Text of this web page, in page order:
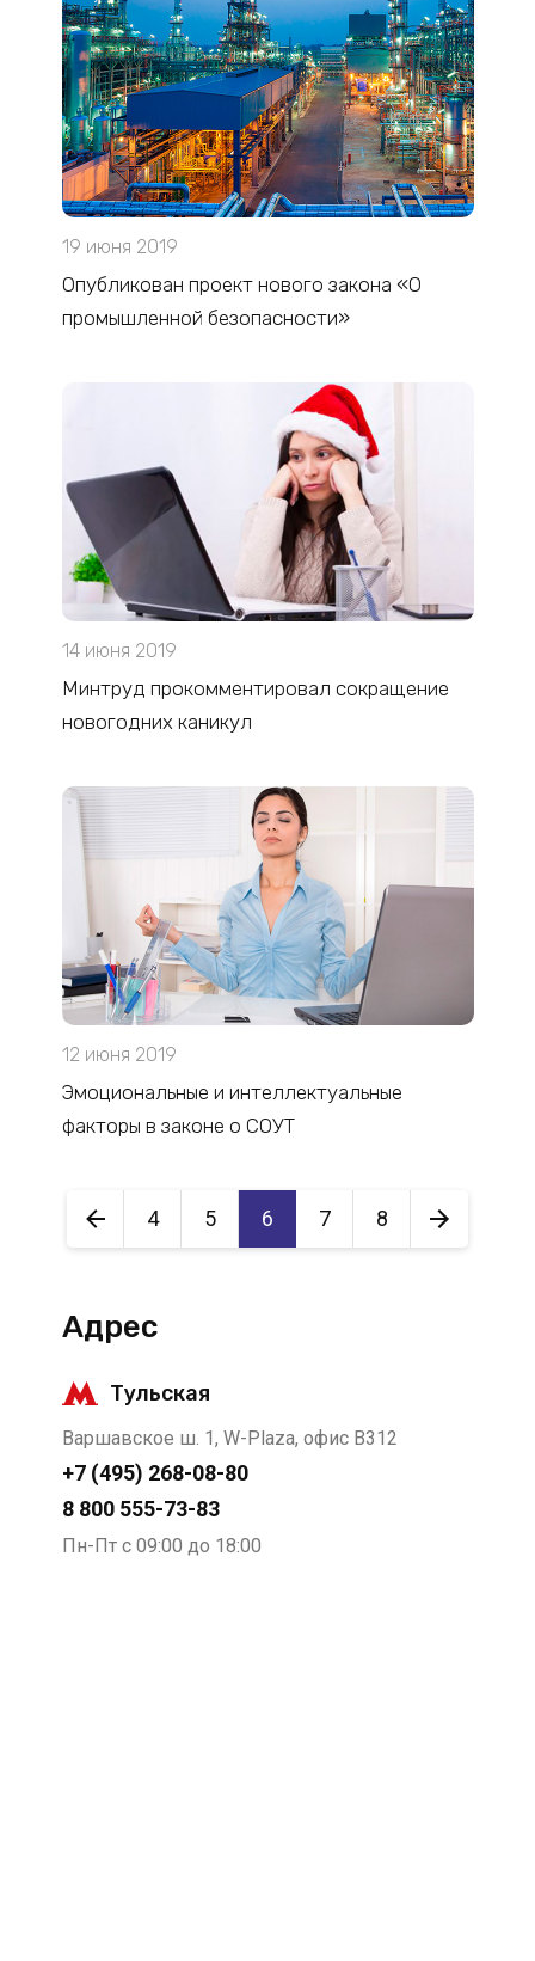
19 июня 2019
Опубликован проект нового закона «О
промышленной безопасности»
14 июня 2019
Минтруд прокомментировал сокращение
новогодних каникул
12 июня 2019
Эмоциональные и интеллектуальные
факторы в законе о СОУТ
4 5 6 7 8
Адрес
Тульская
Варшавское ш. 1, W-Plaza, офис В312
+7 (495) 268-08-80
8 800 555-73-83
Пн-Пт с 09:00 до 18:00